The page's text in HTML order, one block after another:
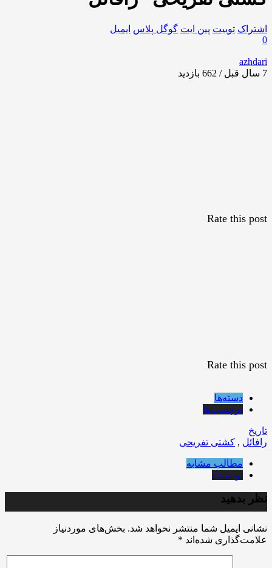
اشتراک توییت پین ایت گوگل‌ پلاس ایمیل
0
azhdari
7 سال قبل / 662
بازدید
Rate this post
Rate this post
دسته‌ها
برچسب‌ها
تاریخ
رافائل , کشتی تفریحی
مطالب مشابه
نویسنده
نظر بدهید
نشانی ایمیل شما منتشر نخواهد شد. بخش‌های موردنیاز
علامت‌گذاری شده‌اند *